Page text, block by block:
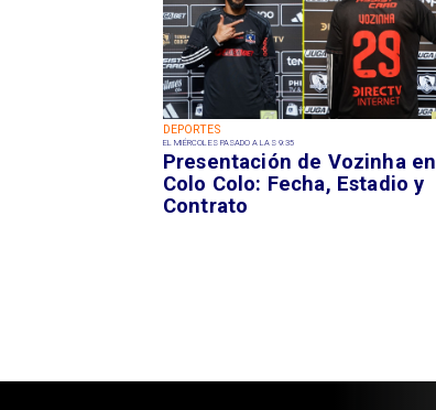
DEPORTES
EL MIÉRCOLES PASADO A LAS 9:35
Presentación de Vozinha en
Colo Colo: Fecha, Estadio y
Contrato